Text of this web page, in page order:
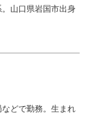
山口県岩国市出身
どで勤務。生まれ